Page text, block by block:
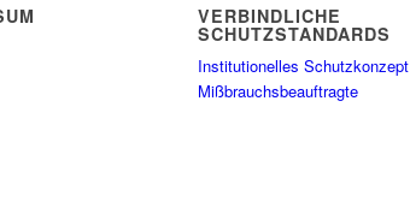
VERBINDLICHE
SCHUTZSTANDARDS
Institutionelles Schutzkonzept
Mißbrauchsbeauftragte